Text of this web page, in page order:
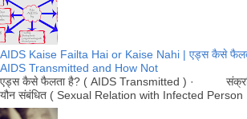
AIDS Kaise Failta Hai or Kaise Nahi | एड्स कैसे
AIDS Transmitted and How Not
एड्स कैसे फैलता है? ( AIDS Transmitted ) ·
यौन संबंधित ( Sexual Relation with Infected Person